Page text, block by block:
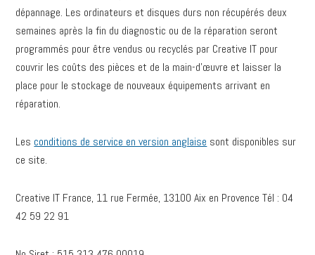
dépannage. Les ordinateurs et disques durs non récupérés deux
semaines après la fin du diagnostic ou de la réparation seront
programmés pour être vendus ou recyclés par Creative IT pour
couvrir les coûts des pièces et de la main-d’œuvre et laisser la
place pour le stockage de nouveaux équipements arrivant en
réparation.
Les conditions de service en version anglaise sont disponibles sur
ce site.
Creative IT France, 11 rue Fermée, 13100 Aix en Provence Tél : 04
42 59 22 91